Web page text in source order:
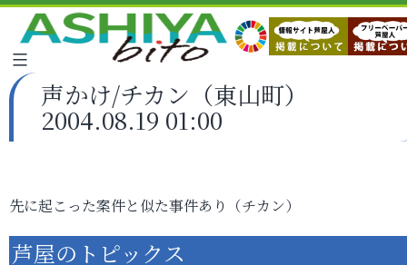
声かけ/チカン（東山町）
2004.08.19 01:00
先に起こった案件と似た事件あり（チカン）
芦屋のトピックス